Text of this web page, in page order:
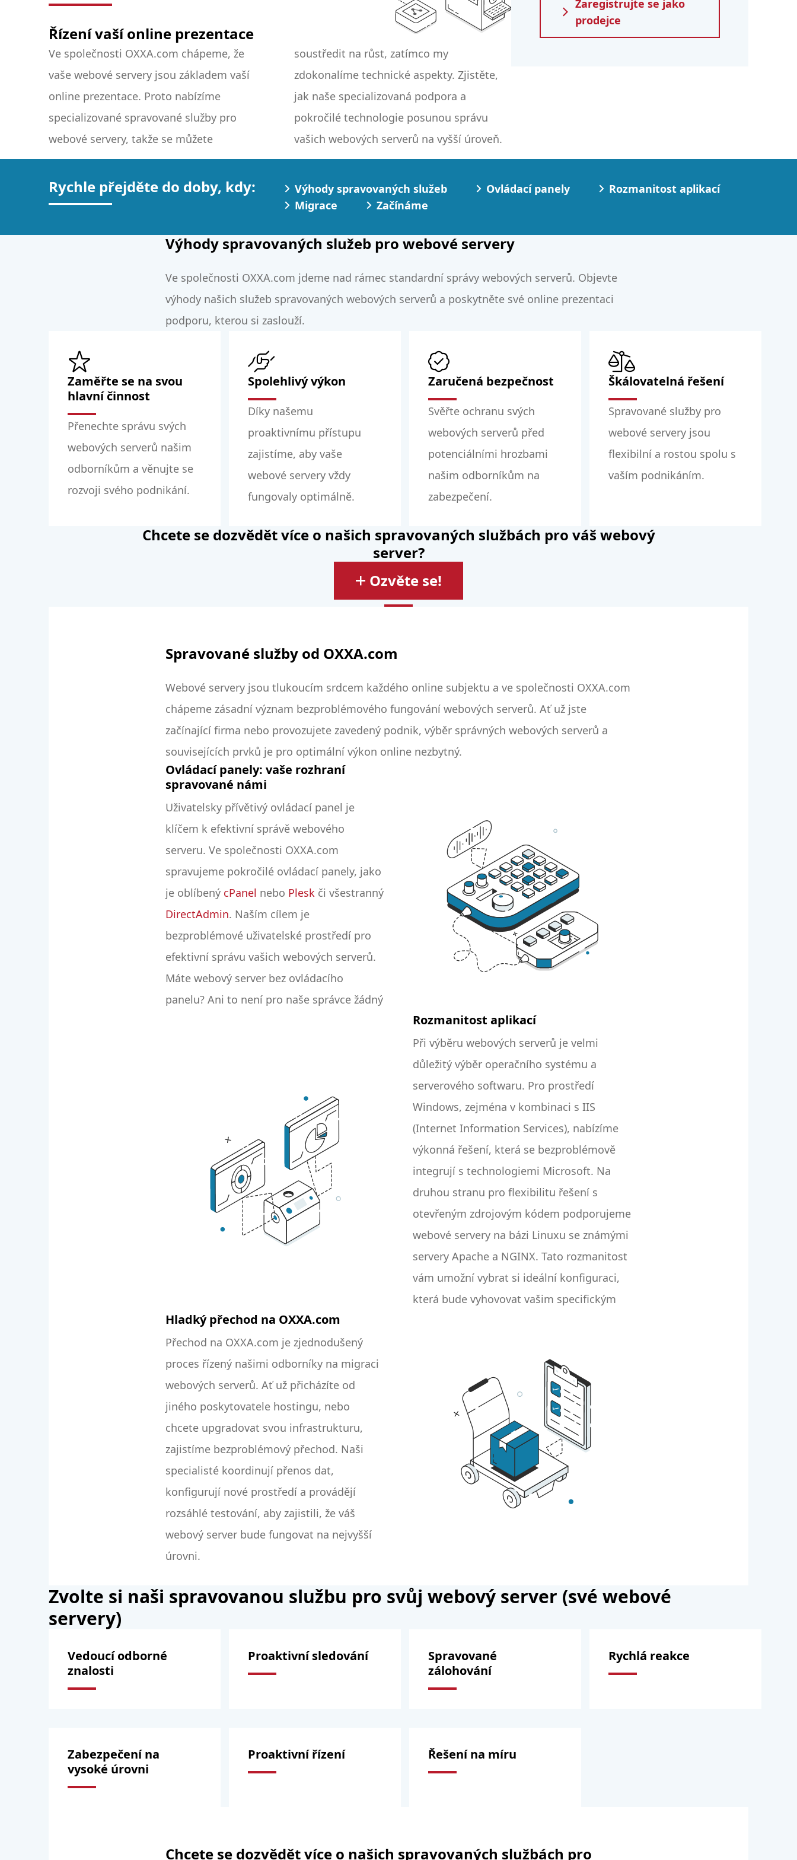
Řízení vaší online prezentace
Ve společnosti OXXA.com chápeme, že
vaše webové servery jsou základem vaší
online prezentace. Proto nabízíme
specializované spravované služby pro
webové servery, takže se můžete
soustředit na růst, zatímco my
zdokonalíme technické aspekty. Zjistěte,
jak naše specializovaná podpora a
pokročilé technologie posunou správu
vašich webových serverů na vyšší úroveň.
Zaregistrujte se jako
prodejce
Rychle přejděte do doby, kdy: Výhody spravovaných služeb Ovládací panely
Rozmanitost aplikací
Migrace
Začínáme
Výhody spravovaných služeb pro webové servery
Ve společnosti OXXA.com jdeme nad rámec standardní správy webových serverů. Objevte
výhody našich služeb spravovaných webových serverů a poskytněte své online prezentaci
podporu, kterou si zaslouží.
Zaměřte se na svou
hlavní činnost
Přenechte správu svých
webových serverů našim
odborníkům a věnujte se
rozvoji svého podnikání.
Spolehlivý výkon
Díky našemu
proaktivnímu přístupu
zajistíme, aby vaše
webové servery vždy
fungovaly optimálně.
Zaručená bezpečnost
Svěřte ochranu svých
webových serverů před
potenciálními hrozbami
našim odborníkům na
zabezpečení.
Škálovatelná řešení
Spravované služby pro
webové servery jsou
flexibilní a rostou spolu s
vaším podnikáním.
Chcete se dozvědět více o našich spravovaných službách pro váš webový
server?
Ozvěte se!
Spravované služby od OXXA.com
Webové servery jsou tlukoucím srdcem každého online subjektu a ve společnosti OXXA.com
chápeme zásadní význam bezproblémového fungování webových serverů. Ať už jste
začínající firma nebo provozujete zavedený podnik, výběr správných webových serverů a
souvisejících prvků je pro optimální výkon online nezbytný.
Ovládací panely: vaše rozhraní
spravované námi
Uživatelsky přívětivý ovládací panel je
klíčem k efektivní správě webového
serveru. Ve společnosti OXXA.com
spravujeme pokročilé ovládací panely, jako
je oblíbený cPanel nebo Pleskči všestranný
DirectAdmin. Naším cílem je
bezproblémové uživatelské prostředí pro
efektivní správu vašich webových serverů.
Máte webový server bez ovládacího
panelu? Ani to není pro naše správce žádný
Rozmanitost aplikací
Při výběru webových serverů je velmi
důležitý výběr operačního systému a
serverového softwaru. Pro prostředí
Windows, zejména v kombinaci s IIS
(Internet Information Services), nabízíme
výkonná řešení, která se bezproblémově
integrují s technologiemi Microsoft. Na
druhou stranu pro flexibilitu řešení s
otevřeným zdrojovým kódem podporujeme
webové servery na bázi Linuxu se známými
servery Apache a NGINX. Tato rozmanitost
vám umožní vybrat si ideální konfiguraci,
která bude vyhovovat vašim specifickým
Hladký přechod na OXXA.com
Přechod na OXXA.com je zjednodušený
proces řízený našimi odborníky na migraci
webových serverů. Ať už přicházíte od
jiného poskytovatele hostingu, nebo
chcete upgradovat svou infrastrukturu,
zajistíme bezproblémový přechod. Naši
specialisté koordinují přenos dat,
konfigurují nové prostředí a provádějí
rozsáhlé testování, aby zajistili, že váš
webový server bude fungovat na nejvyšší
úrovni.
Zvolte si naši spravovanou službu pro svůj webový server (své webové
servery)
Vedoucí odborné
znalosti
Proaktivní sledování
Spravované
zálohování
Rychlá reakce
Zabezpečení na
vysoké úrovni
Proaktivní řízení Řešení na míru
Chcete se dozvědět více o našich spravovaných službách pro